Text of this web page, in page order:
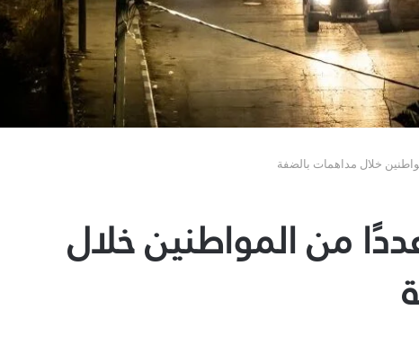
خلال مداهمات بالضفة
من المواطنين خلال